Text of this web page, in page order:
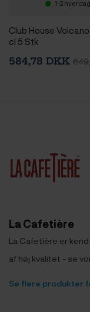
1-2
Club House
cl 5 Stk
584,78 DKK
La Cafetière
La Cafetière er
af høj kvalitet - se
Se flere produkter